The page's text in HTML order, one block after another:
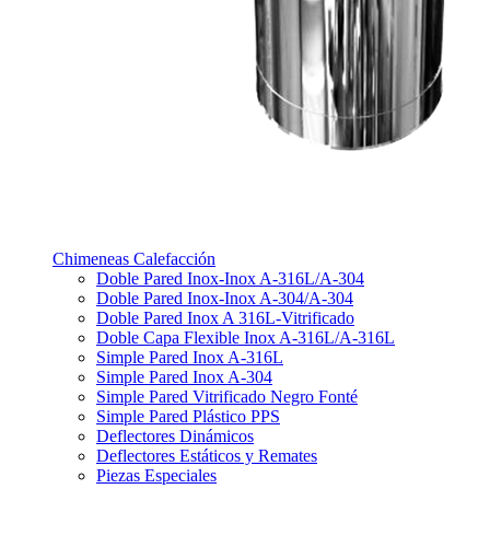
Chimeneas Calefacción
Doble Pared Inox-Inox A-316L/A-304
Doble Pared Inox-Inox A-304/A-304
Doble Pared Inox A 316L-Vitrificado
Doble Capa Flexible Inox A-316L/A-316L
Simple Pared Inox A-316L
Simple Pared Inox A-304
Simple Pared Vitrificado Negro Fonté
Simple Pared Plástico PPS
Deflectores Dinámicos
Deflectores Estáticos y Remates
Piezas Especiales